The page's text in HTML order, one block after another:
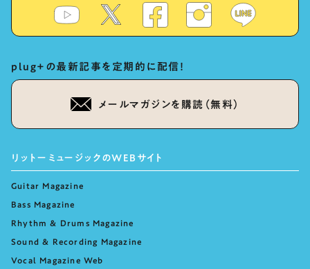
plug+の最新記事を定期的に配信！
メールマガジンを購読（無料）
リットーミュージックのWEBサイト
Guitar Magazine
Bass Magazine
Rhythm & Drums Magazine
Sound & Recording Magazine
Vocal Magazine Web